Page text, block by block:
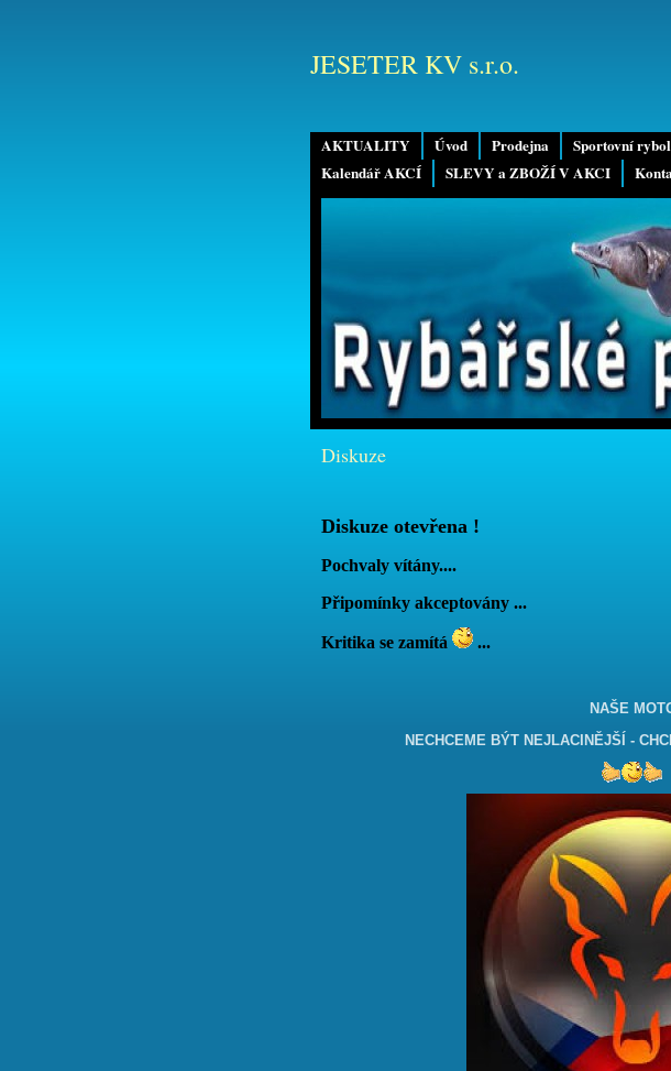
AKTUALITY Úvod Prodejna Sportovní
Kalendář AKCÍ
SLEVY a ZBOŽÍ V AKCI
JESETER KV s.r.o.
Diskuze
Diskuze otevřena !
Pochvaly vítány....
Připomínky akceptovány ...
Kritika se zamítá ...
NAŠE
NECHCEME BÝT NEJLACINĚJŠÍ -